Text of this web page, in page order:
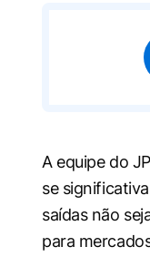
A equipe do
se
saídas não
para